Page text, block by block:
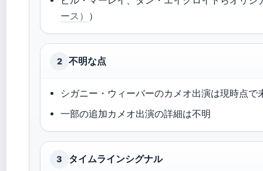
ース） ）
2 不明な点
シガニー・ウィーバーのカメオ出演は現時点で
一部の追加カメオ出演の詳細は不明
3 タイムラインシグナル